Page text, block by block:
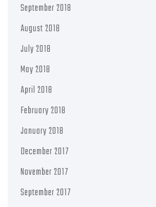
September 2018
August 2018
July 2018
May 2018
April 2018
February 2018
January 2018
December 2017
November 2017
September 2017